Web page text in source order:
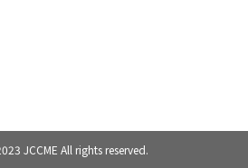
JCCME All rights reserved.